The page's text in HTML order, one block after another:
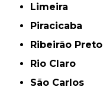
Limeira
Piracicaba
Ribeirão Preto
Rio Claro
São Carlos